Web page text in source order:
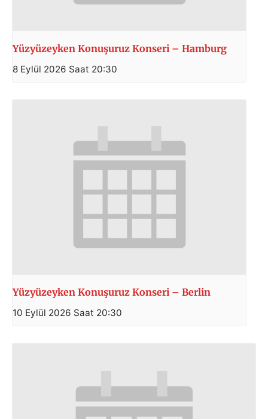
Yüzyüzeyken Konuşuruz Konseri – Hamburg
8 Eylül 2026 Saat 20:30
Yüzyüzeyken Konuşuruz Konseri – Berlin
10 Eylül 2026 Saat 20:30